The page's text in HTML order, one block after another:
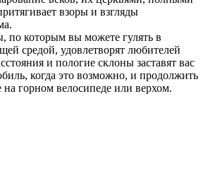
взоры и взгляды
по которым вы можете гулять в
средой, удовлетворят любителей
и пологие склоны заставят вас
когда это возможно, и продолжить
горном велосипеде или верхом.